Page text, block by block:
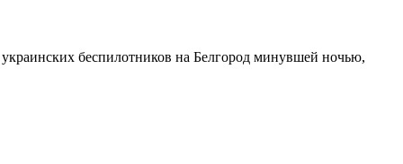
беспилотников на Белгород минувшей ночью,